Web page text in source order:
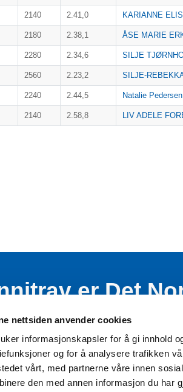
nettsiden anvender cookies
informasjonskapsler for å gi innhold
og for å analysere trafikken
vårt, med partnerne våre innen
den med annen informasjon du har
2140 2.41,0 KARIANNE
2180 2.38,1 ÅSE MARIE
2280 2.34,6 SILJE
2560 2.23,2 SILJE-
2240 2.44,5 Natalie Pedersen
2140 2.58,8 LIV ADELE
er Det